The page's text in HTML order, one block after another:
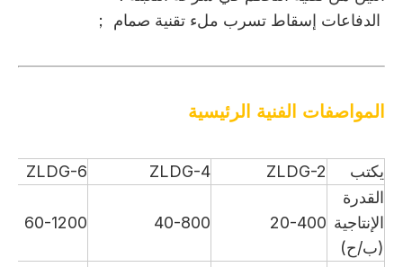
الدفاعات إسقاط تسرب ملء تقنية صمام ；
المواصفات الفنية الرئيسية
يكتب ZLDG-2
ZLDG-4
ZLDG-6
القدرة
الإنتاجية
(ب/ح)
20-400
40-800
60-1200